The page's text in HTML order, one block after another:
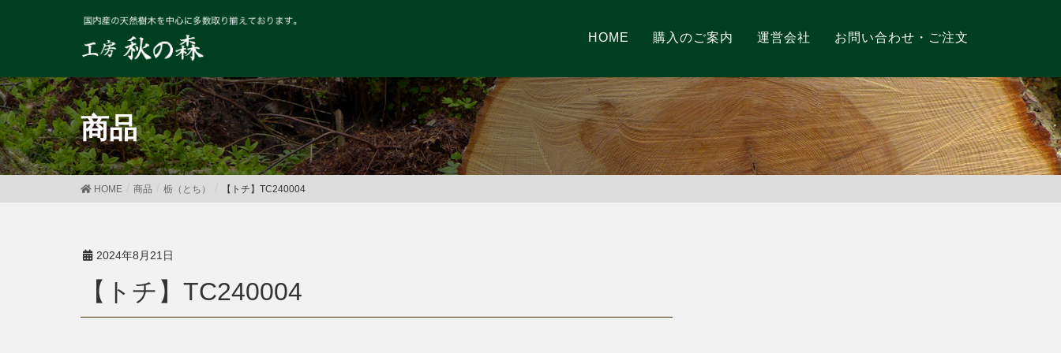
HOME 購入のご案内 運営会社 お問い合わせ・ご注文
商品
HOME 商品 栃（とち） 【トチ】TC240004
2024年8月21日
【トチ】TC240004